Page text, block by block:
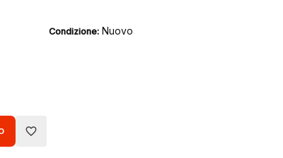
Condizione: Nuovo
favorite_border